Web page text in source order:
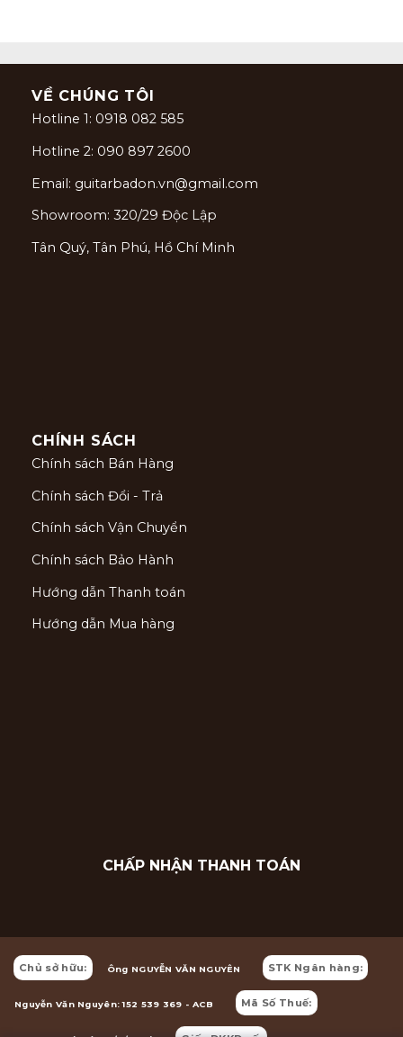
VỀ CHÚNG TÔI
Hotline 1: 0918 082 585
Hotline 2: 090 897 2600
Email: guitarbadon.vn@gmail.com
Showroom: 320/29 Độc Lập
Tân Quý, Tân Phú, Hồ Chí Minh
CHÍNH SÁCH
Chính sách Bán Hàng
Chính sách Đổi - Trả
Chính sách Vận Chuyển
Chính sách Bảo Hành
Hướng dẫn Thanh toán
Hướng dẫn Mua hàng
CHẤP NHẬN THANH TOÁN
Chủ sở hữu: Ông NGUYỄN VĂN NGUYÊN STK Ngân hàng:
Nguyễn Văn Nguyên: 152 539 369 - ACB Mã Số Thuế: